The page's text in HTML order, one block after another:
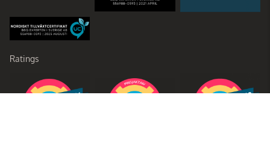
Ratings